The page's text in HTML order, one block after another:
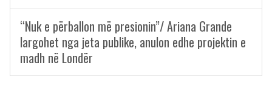
“Nuk e përballon më presionin”/ Ariana Grande
largohet nga jeta publike, anulon edhe projektin e
madh në Londër